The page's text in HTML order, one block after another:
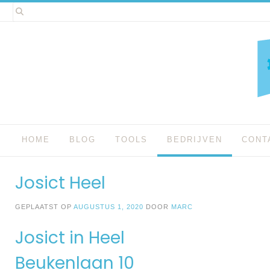
Spring
naar
HOME BLOG TOOLS BEDRIJVEN
Josict Heel
GEPLAATST OP AUGUSTUS 1, 2020 DOOR MARC
Josict in Heel
Beukenlaan 10